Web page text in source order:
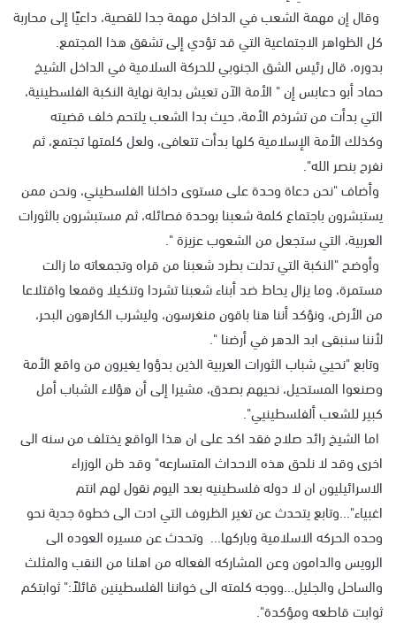
وقال إن مهمة الشعب في الداخل مهمة جدا للقصية، داعيًا إلى محاربة
كل الظواهر الاجتماعية التي قد تؤدي إلى تشقق هذا المجتمع.
بدوره، قال رئيس الشق الجنوبي للحركة السلامية في الداخل الشيخ
حماد أبو دعابس إن " الأمة الآن تعيش بداية نهاية النكبة الفلسطينية،
التي بدأت من تشرذم الأمة، حيث بدا الشعب يلتحم خلف قضيته
وكذلك الأمة الإسلامية كلها بدأت تتعافى، ولعل كلمتها تجتمع، ثم
نفرح بنصر الله".
وأضاف "نحن دعاة وحدة على مستوى داخلنا الفلسطيني، ونحن ممن
يستبشرون باجتماع كلمة شعبنا بوحدة فصائله، ثم مستبشرون بالثورات
العربية، التي ستجعل من الشعوب عزيزة ".
وأوضح "النكبة التي تدلت بطرد شعبنا من قراه وتجمعاته ما زالت
مستمرة، وما يزال يحاط ضد أبناء شعبنا تشردا وتنكيلا وقمعا واقتلاعا
من الأرض، ونؤكد أننا هنا باقون منغرسون، وليشرب الكارهون البحر،
لأننا سنبقى ابد الدهر في أرضنا ".
وتابع "نحيي شباب الثورات العربية الذين بدؤوا يغيرون من واقع الأمة
وصنعوا المستحيل، نحيهم بصدق، مشيرا إلى أن هؤلاء الشباب أمل
كبير للشعب ألفلسطينيي".
اما الشيخ رائد صلاح فقد اكد على ان هذا الواقع يختلف من سنه الى
اخرى وقد لا نلحق هذه الاحداث المتسارعه" وقد ظن الوزراء
الاسرائيليون ان لا دوله فلسطينيه بعد اليوم نقول لهم انتم
اغبياء"...وتابع يتحدث عن تغير الظروف التي ادت الى خطوة جدية نحو
وحده الحركه الاسلامية وباركها... وتحدث عن مسيره العوده الى
الرويس والدامون وعن المشاركه الفعاله من اهلنا من النقب والمثلث
والساحل والجليل...ووجه كلمته الى خواننا الفلسطينين قائلاً:" ثوابتكم
ثوابت قاطعه ومؤكدة".